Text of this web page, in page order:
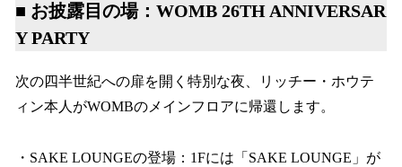
■ お披露目の場：WOMB 26TH ANNIVERSAR
Y PARTY
次の四半世紀への扉を開く特別な夜、リッチー・ホウテ
ィン本人がWOMBのメインフロアに帰還します。
・SAKE LOUNGEの登場：1Fには「SAKE LOUNGE」が